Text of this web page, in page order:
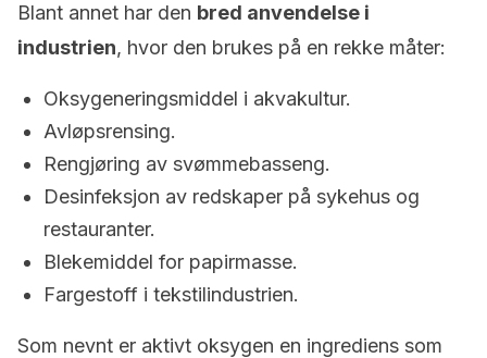
Blant annet har den bred anvendelse i
industrien, hvor den brukes på en rekke måter:
Oksygeneringsmiddel i akvakultur.
Avløpsrensing.
Rengjøring av svømmebasseng.
Desinfeksjon av redskaper på sykehus og
restauranter.
Blekemiddel for papirmasse.
Fargestoff i tekstilindustrien.
Som nevnt er aktivt oksygen en ingrediens som